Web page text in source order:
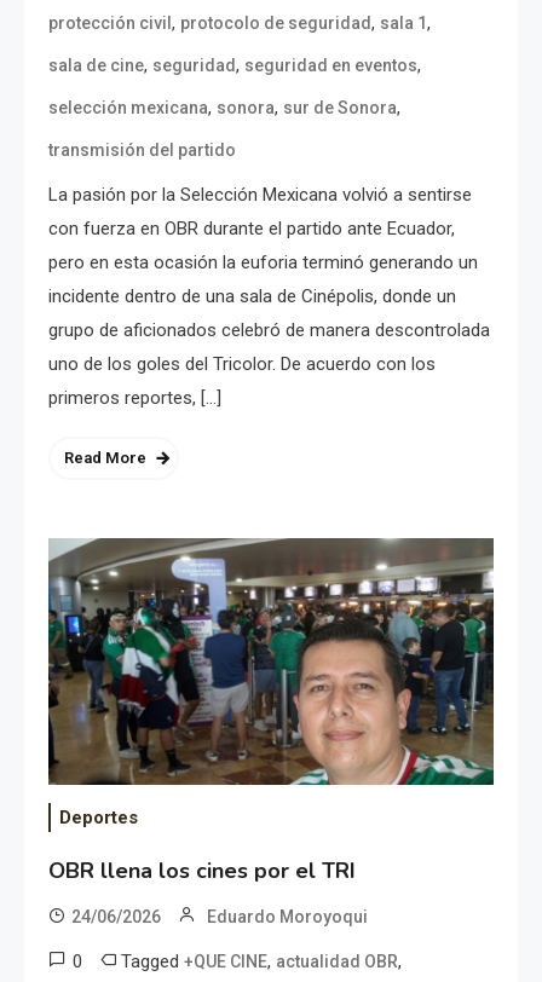
protección civil , protocolo de seguridad, sala 1,
sala de cine, seguridad, seguridad en eventos,
selección mexicana, sonora, sur de Sonora,
transmisión del partido
La pasión por la Selección Mexicana volvió a sentirse
con fuerza en OBR durante el partido ante Ecuador,
pero en esta ocasión la euforia terminó generando un
incidente dentro de una sala de Cinépolis, donde un
grupo de aficionados celebró de manera descontrolada
uno de los goles del Tricolor. De acuerdo con los
primeros reportes, […]
Read More
Deportes
OBR llena los cines por el TRI
24/06/2026 Eduardo Moroyoqui
0 Tagged +QUE CINE, actualidad OBR,